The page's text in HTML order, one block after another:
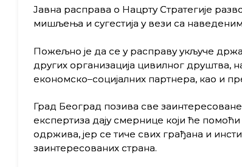
Jавна расправа о Нацрту Стратегије
мишљења и сугестија у вези са
Пожељно је да се у расправу укључе
других организација цивилног друштва,
економско–социјалних партнера, као и
Град Београд позива све заинтересоване
експертиза дају смернице који ће
одржива, јер се тиче свих грађана и
заинтересованих страна.